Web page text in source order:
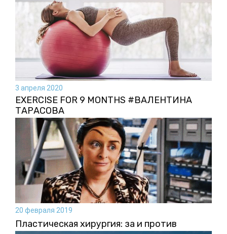
3 апреля 2020
EXERCISE FOR 9 MONTHS #ВАЛЕНТИНА
ТАРАСОВА
20 февраля 2019
Пластическая хирургия: за и против